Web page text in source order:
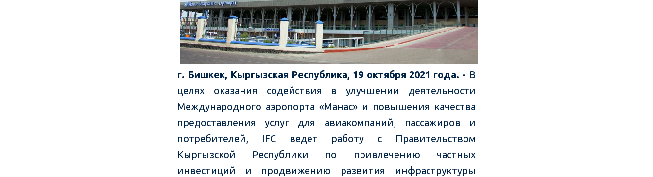
г. Бишкек, Кыргызская Республика, 19 октября 2021 года. - В
целях оказания содействия в улучшении деятельности
Международного аэропорта «Манас» и повышения качества
предоставления услуг для авиакомпаний, пассажиров и
потребителей, IFC ведет работу с Правительством
Кыргызской Республики по привлечению частных
инвестиций и продвижению развития инфраструктуры